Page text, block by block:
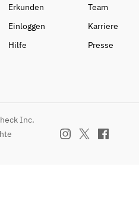
Erkunden
Einloggen
Hilfe
Team
Karriere
Presse
Inc.